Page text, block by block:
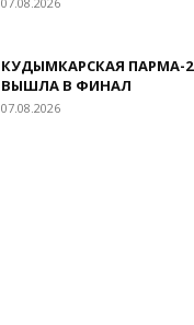
КУДЫМКАРСКАЯ ПАРМА-2
ВЫШЛА В ФИНАЛ
07.08.2026